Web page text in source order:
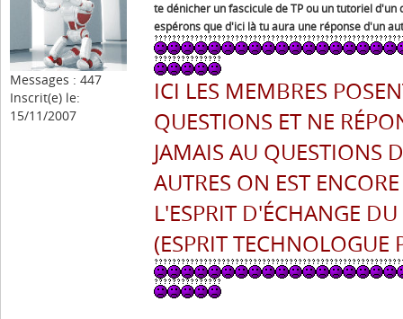
Messages : 447
Inscrit(e) le:
15/11/2007
te dénicher un fascicule de TP ou un tutoriel d'un
espérons que d'ici là tu aura une réponse d'un
ICI LES MEMBRES
QUESTIONS ET NE
JAMAIS AU QUESTIONS
AUTRES ON EST
L'ESPRIT D'ÉCHANGE
(ESPRIT TECHNOLOGUE